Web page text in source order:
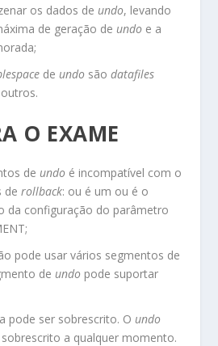
os dados de undo, levando
de geração de undo e a
de undo são datafiles
O EXAME
de undo é incompatível com o
de rollback: ou é um ou é o
da configuração do parâmetro
;
pode usar vários segmentos de
de undo pode suportar
pode ser sobrescrito. O undo
a qualquer momento.